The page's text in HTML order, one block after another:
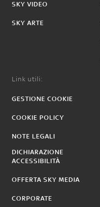
SKY VIDEO
SKY ARTE
Link utili:
GESTIONE COOKIE
COOKIE POLICY
NOTE LEGALI
DICHIARAZIONE
ACCESSIBILITÀ
OFFERTA SKY MEDIA
CORPORATE